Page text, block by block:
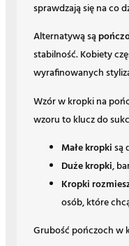
sprawdzają się na co
Alternatywą są
stabilność. Kobiety
wyrafinowanych
Wzór w kropki na
wzoru to klucz do
Małe kropkisą
Duże kropki,
Kropki
osób, które
Grubość pończoch w